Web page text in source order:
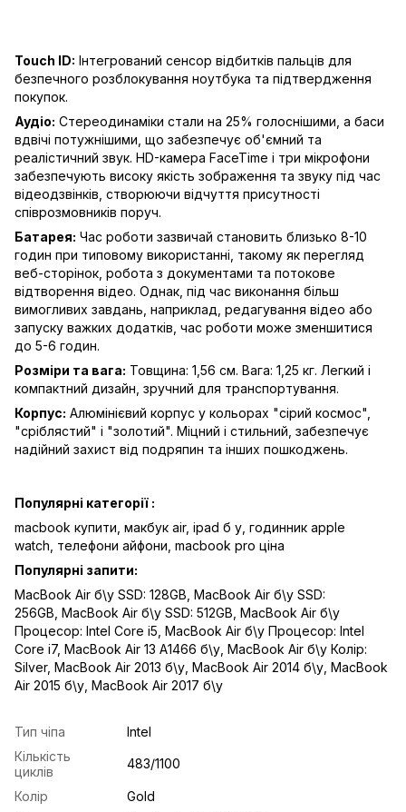
Touch ID: Інтегрований сенсор відбитків пальців для
безпечного розблокування ноутбука та підтвердження
покупок.
Аудіо: Стереодинаміки стали на 25% голоснішими, а баси
вдвічі потужнішими, що забезпечує об'ємний та
реалістичний звук. HD-камера FaceTime і три мікрофони
забезпечують високу якість зображення та звуку під час
відеодзвінків, створюючи відчуття присутності
співрозмовників поруч.
Батарея: Час роботи зазвичай становить близько 8-10
годин при типовому використанні, такому як перегляд
веб-сторінок, робота з документами та потокове
відтворення відео. Однак, під час виконання більш
вимогливих завдань, наприклад, редагування відео або
запуску важких додатків, час роботи може зменшитися
до 5-6 годин.
Розміри та вага: Товщина: 1,56 см. Вага: 1,25 кг. Легкий і
компактний дизайн, зручний для транспортування.
Корпус: Алюмінієвий корпус у кольорах "сірий космос",
"сріблястий" і "золотий". Міцний і стильний, забезпечує
надійний захист від подряпин та інших пошкоджень.
Популярні категорії :
macbook купити, макбук air, ipad б у, годинник apple
watch телефони айфони, macbook pro ціна
Популярні запити:
MacBook Air б\у SSD: 128GB MacBook Air б\у SSD:
256GB MacBook Air б\у SSD: 512GB MacBook Air б\у
Процесор: Intel Core i5 MacBook Air б\у Процесор: Intel
Core i7, MacBook Air 13 A1466 б\у MacBook Air б\у Колір:
Silver, MacBook Air 2013 б\у MacBook Air 2014 б\у MacBook
Air 2015 б\у MacBook Air 2017 б\у
Тип чіпа
Intel
Кількість
циклів
483/1100
Колір
Gold